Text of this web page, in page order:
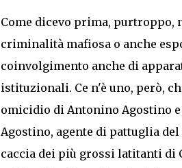
Come dicevo prima,
criminalità mafiosa o anche
coinvolgimento anche di
istituzionali. Ce n'è uno, però,
omicidio di Antonino Agostino
Agostino, agente di pattuglia
caccia dei più grossi latitanti di